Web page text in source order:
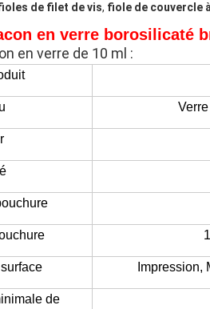
de filet de vis, fiole de couvercle
en verre borosilicaté
en verre de 10 ml :
Impression,
de